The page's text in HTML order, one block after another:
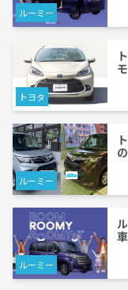
ルーミー
トヨタ
ルーミー
ルーミー